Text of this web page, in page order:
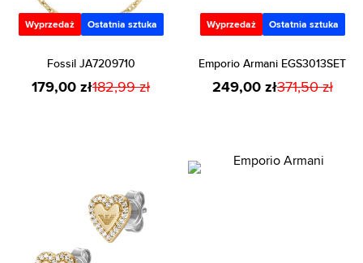
Wyprzedaż Ostatnia sztuka
Fossil JA7209710
179,00 zł182,99 zł
Wyprzedaż Ostatnia sztuka
Emporio Armani EGS3013SET
249,00 zł371,50 zł